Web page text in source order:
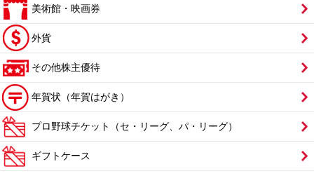
美術館・映画券
外貨
その他株主優待
年賀状（年賀はがき）
プロ野球チケット（セ・リーグ、パ・リーグ）
ギフトケース